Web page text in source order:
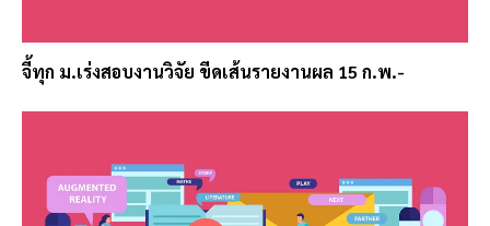
จี้ทุก ม.เร่งสอบงานวิจัย ขีดเส้นรายงานผล 15 ก.พ.-